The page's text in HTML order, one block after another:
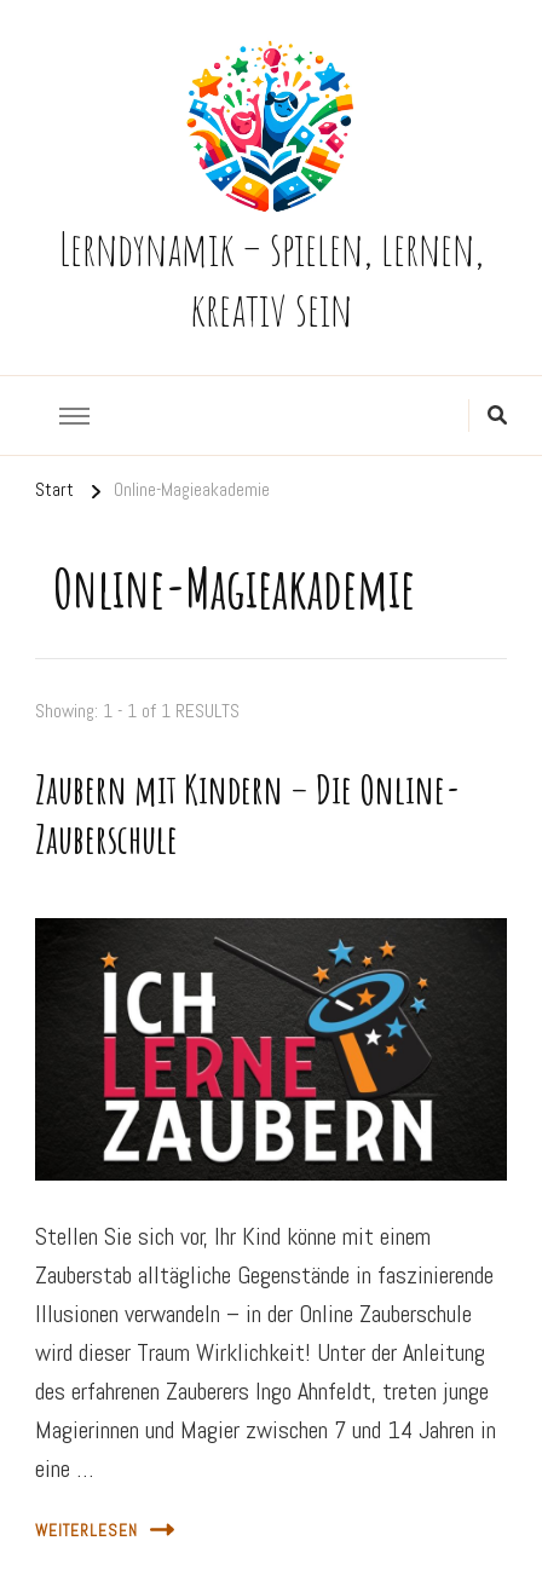
Lerndynamik – spielen, lernen,
kreativ sein
Start Online-Magieakademie
Online-Magieakademie
Showing: 1 - 1 of 1 RESULTS
Zaubern mit Kindern – Die Online-
Zauberschule
Stellen Sie sich vor, Ihr Kind könne mit einem
Zauberstab alltägliche Gegenstände in faszinierende
Illusionen verwandeln – in der Online Zauberschule
wird dieser Traum Wirklichkeit! Unter der Anleitung
des erfahrenen Zauberers Ingo Ahnfeldt, treten junge
Magierinnen und Magier zwischen 7 und 14 Jahren in
eine …
WEITERLESEN